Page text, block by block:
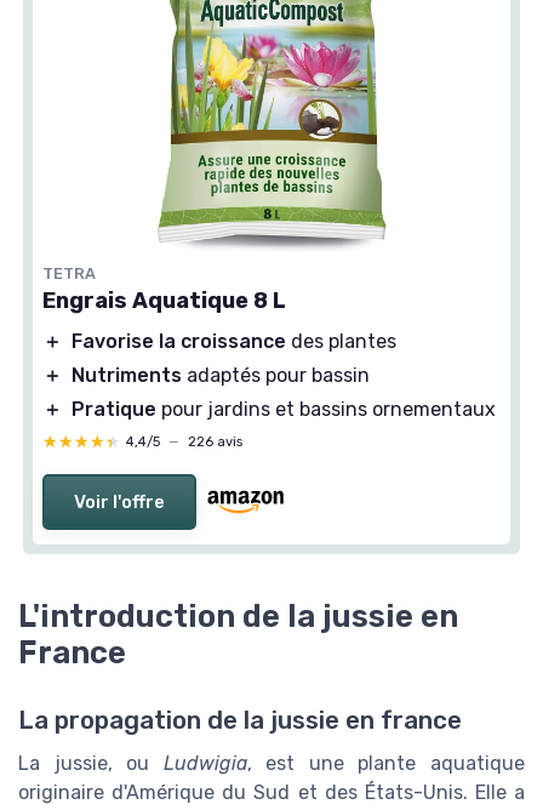
TETRA
Engrais Aquatique 8 L
＋ Favorise la croissance des plantes
＋
Nutriments adaptés pour bassin
＋
Pratique pour jardins et bassins ornementaux
★★★★★
★★★★★ 4,4/5 — 226 avis
Voir l'offre
L'introduction de la jussie en
France
La propagation de la jussie en france
La jussie, ou Ludwigia, est une plante aquatique
originaire d'Amérique du Sud et des États-Unis. Elle a